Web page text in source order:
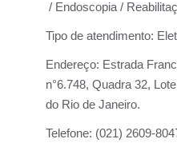
/ Endoscopia /
Tipo de atendimento:
Endereço: Estrada
n°6.748, Quadra 32,
do Rio de Janeiro.
Telefone: (021) 2609-